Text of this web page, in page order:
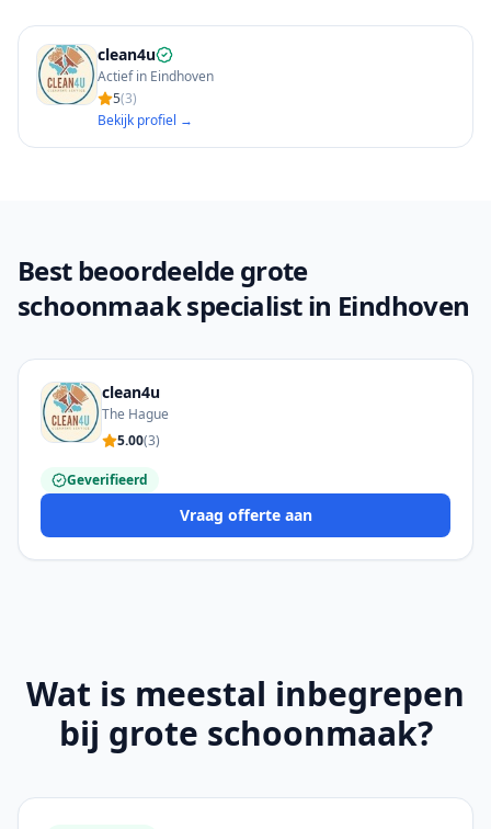
clean4u
Actief in Eindhoven
5(3)
Bekijk profiel →
Best beoordeelde grote
schoonmaak specialist in Eindhoven
clean4u
The Hague
5.00(3)
Geverifieerd
Vraag offerte aan
Wat is meestal inbegrepen
bij grote schoonmaak?